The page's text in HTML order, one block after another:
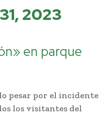
2023
en parque
pesar por el incidente
los visitantes del